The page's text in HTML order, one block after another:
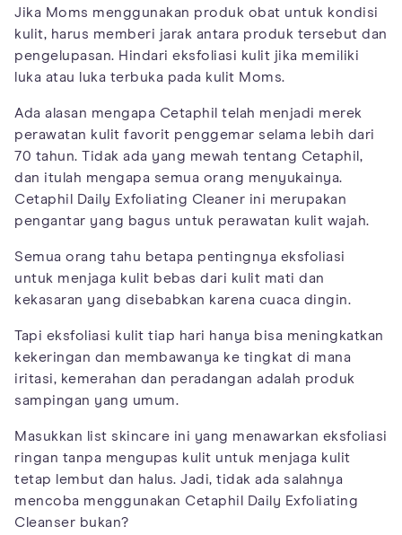
Jika Moms menggunakan produk obat untuk kondisi
kulit, harus memberi jarak antara produk tersebut dan
pengelupasan. Hindari eksfoliasi kulit jika memiliki
luka atau luka terbuka pada kulit Moms.
Ada alasan mengapa Cetaphil telah menjadi merek
perawatan kulit favorit penggemar selama lebih dari
70 tahun. Tidak ada yang mewah tentang Cetaphil,
dan itulah mengapa semua orang menyukainya.
Cetaphil Daily Exfoliating Cleaner ini merupakan
pengantar yang bagus untuk perawatan kulit wajah.
Semua orang tahu betapa pentingnya eksfoliasi
untuk menjaga kulit bebas dari kulit mati dan
kekasaran yang disebabkan karena cuaca dingin.
Tapi eksfoliasi kulit tiap hari hanya bisa meningkatkan
kekeringan dan membawanya ke tingkat di mana
iritasi, kemerahan dan peradangan adalah produk
sampingan yang umum.
Masukkan list skincare ini yang menawarkan eksfoliasi
ringan tanpa mengupas kulit untuk menjaga kulit
tetap lembut dan halus. Jadi, tidak ada salahnya
mencoba menggunakan Cetaphil Daily Exfoliating
Cleanser bukan?